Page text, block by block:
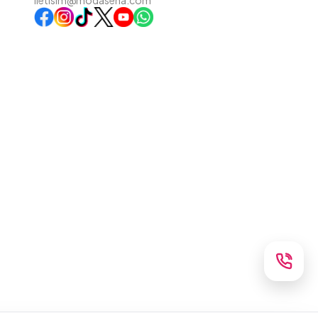
Instagram
TikTok
X WhatsApp